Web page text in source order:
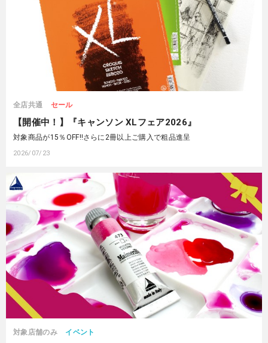
全店共通 セール
【開催中！】『キャンソン XLフェア2026』
対象商品が15％OFF‼さらに2冊以上ご購入で粗品進呈
2026/07/23
対象店舗のみ イベント